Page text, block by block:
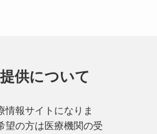
供について
情報サイトになりま
望の方は医療機関の受